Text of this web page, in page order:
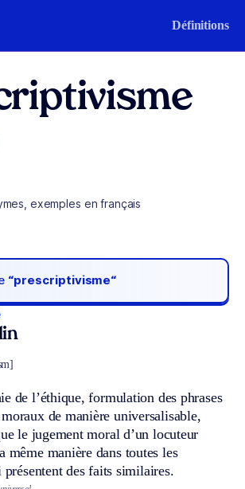
Définitions
exemples en français
“prescriptivisme“
de l’éthique, formulation des phrases
de manière universalisable,
le jugement moral d’un locuteur
même manière dans toutes les
des faits similaires.